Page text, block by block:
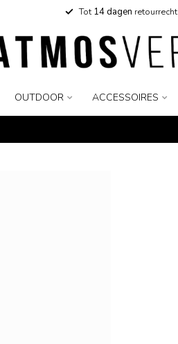
Tot14 dagen retourrecht
OUTDOOR ACCESSOIRES